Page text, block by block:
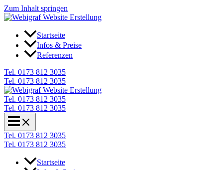
Zum Inhalt springen
Startseite
Infos & Preise
Referenzen
Tel. 0173 812 3035
Tel. 0173 812 3035
Tel. 0173 812 3035
Tel. 0173 812 3035
Tel. 0173 812 3035
Tel. 0173 812 3035
Startseite